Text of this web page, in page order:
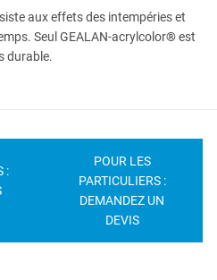
aux effets des intempéries et
Seul GEALAN-acrylcolor®est
durable.
:
POUR LES
PARTICULIERS :
DEMANDEZ UN
DEVIS